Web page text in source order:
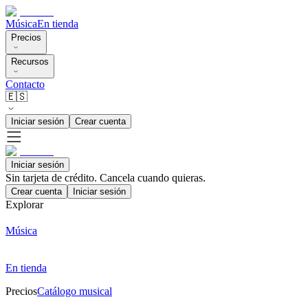
MúsicaEn tienda
Precios
Recursos
Contacto
🇪🇸
Iniciar sesión Crear cuenta
Iniciar sesión
Sin tarjeta de crédito. Cancela cuando quieras.
Crear cuenta Iniciar sesión
Explorar
Música
En tienda
PreciosCatálogo musical